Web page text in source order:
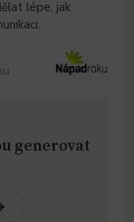
lépe, jak
generovat